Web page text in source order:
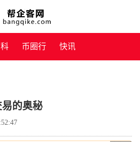
币圈行 快讯
的奥秘